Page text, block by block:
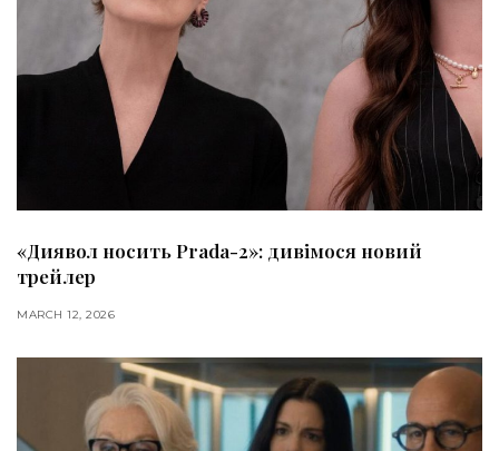
«Диявол носить Prada-2»: дивімося новий
трейлер
MARCH 12, 2026